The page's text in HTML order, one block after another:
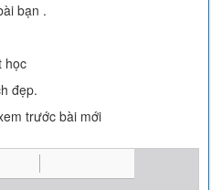
bạn .
học
đẹp.
trước bài mới